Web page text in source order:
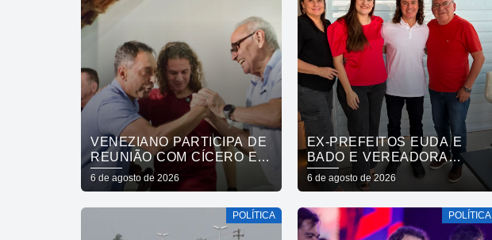
VENEZIANO PARTICIPA DE
REUNIÃO COM CÍCERO E
FÁBIO RAMALHO E
AFIRMA: “NÃO ESTAMOS
MOSTRANDO TRABALHO
6 de agosto de 2026
EX-PREFEITOS EUDA E
BADO E VEREADORA
MARINA VENÂNCIO, DE
CUITÉ, REAFIRMAM APOIO
ANDRÉ GADELHA
6 de agosto de 2026
POLÍTICA POLÍTICA